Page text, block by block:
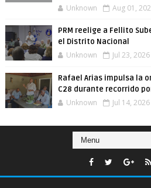
Unknown Aug 01,
PRM reelige a Fellito
el Distrito Nacional
Unknown Jul 23, 2026
Rafael Arias impulsa la
C28 durante recorrido
Unknown Jul 14, 2026